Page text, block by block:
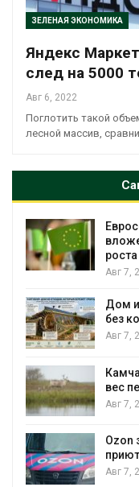
ЗЕЛЕНАЯ ЭКОНОМИКА
Яндекс
след на 5000
Авг 6, 2022
Поглотить такой
лесной массив,
Авг 7,
Дом
без
Авг 7,
вес
Авг 7,
Ozon
Авг 7,